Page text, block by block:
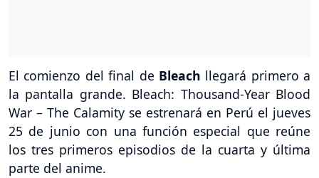
El comienzo del final de Bleach llegará primero a
la pantalla grande. Bleach: Thousand-Year Blood
War – The Calamity se estrenará en Perú el jueves
25 de junio con una función especial que reúne
los tres primeros episodios de la cuarta y última
parte del anime.